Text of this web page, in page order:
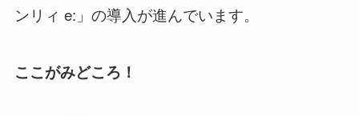
ンリィ e:」の導入が進んでいます。
ここがみどころ！